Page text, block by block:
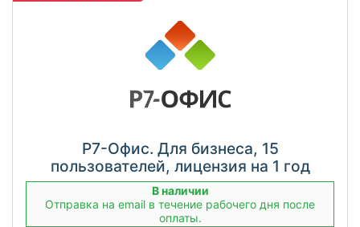
Р7-Офис. Для бизнеса, 15
пользователей, лицензия на 1 год
В наличии
Отправка на email в течение рабочего дня после
оплаты.